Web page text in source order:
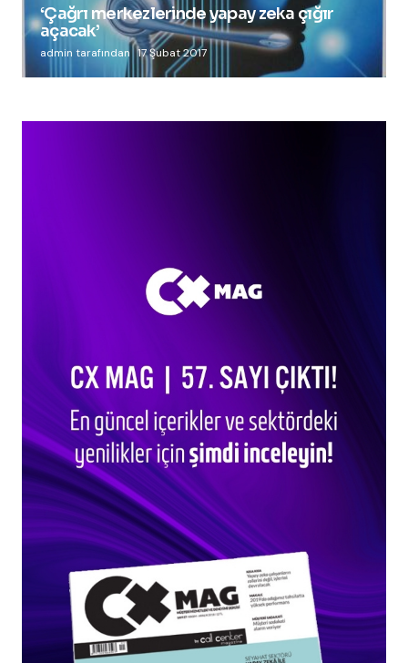
‘Çağrı merkezlerinde yapay zeka çığır
açacak’
admin tarafından 17 Şubat 2017